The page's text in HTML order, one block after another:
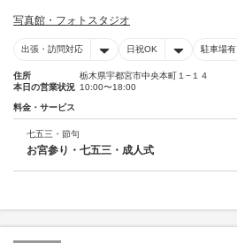
写真館・フォトスタジオ
出張・訪問対応 日祝OK 駐車場有
住所
栃木県宇都宮市中央本町１−１４
本日の営業状況 10:00〜18:00
料金・サービス
七五三・節句
お宮参り・七五三・成人式